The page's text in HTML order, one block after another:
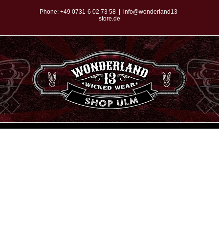
springen
Phone: +49 0731-6 02 73 58
info@wonderland13-
store.de